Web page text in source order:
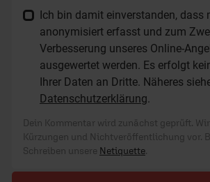
Ich bin damit einverstanden, dass
anonymisiert erfasst und zum
Verbesserung unseres Online-
ausgewertet werden. Es erfolgt
Ihrer Daten an Dritte. Näheres
Datenschutzerklärung.
Dein Kommentar wird zunächst geprüft.
Kürzungen und Nichtveröffentlichung vor.
Schreiben unsere Netiquette.